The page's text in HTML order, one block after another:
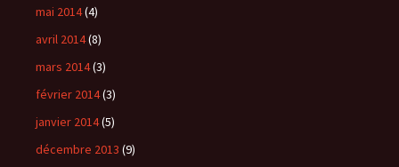
mai 2014(4)
avril 2014(8)
mars 2014(3)
février 2014(3)
janvier 2014(5)
décembre 2013 (9)